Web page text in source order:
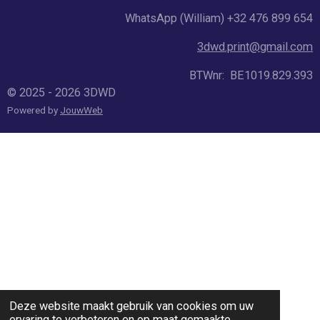
Deze website maakt gebruik van cookies om uw
WhatsApp (William) +32 476 899 654
3dwd.print@gmail.com
BTWnr: BE1019.829.393
© 2025 - 2026 3DWD
Powered by JouwWeb